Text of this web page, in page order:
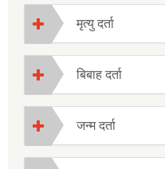
मृत्यु दर्ता
बिबाह दर्ता
जन्म दर्ता